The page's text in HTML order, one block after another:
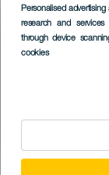
Personalised
research and services
through device
cookies
Imagen
Listado